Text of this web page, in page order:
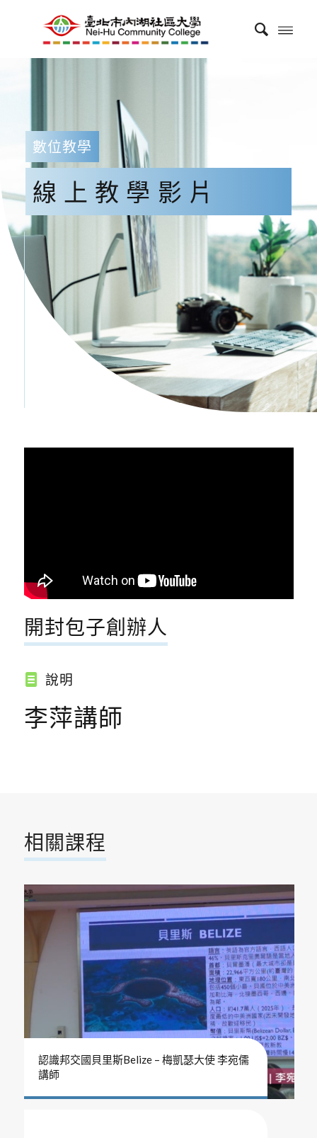
數位教學
線上教學影片
開封包子創辦人
說明
李萍講師
相關課程
認識邦交國貝里斯Belize – 梅凱瑟大使 李宛儒
講師